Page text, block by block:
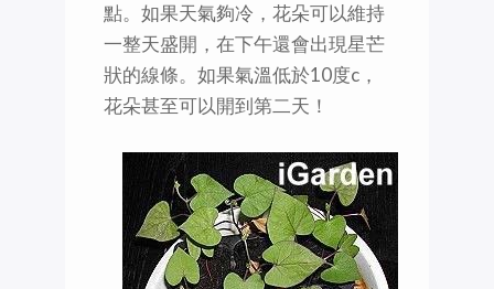
點。如果天氣夠冷，花朵可以維持
一整天盛開，在下午還會出現星芒
狀的線條。如果氣溫低於10度c，
花朵甚至可以開到第二天！